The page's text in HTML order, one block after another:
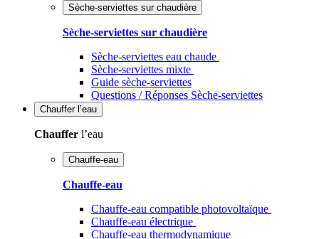
Sèche-serviettes sur chaudière
Sèche-serviettes sur chaudière
Sèche-serviettes eau chaude
Sèche-serviettes mixte
Guide sèche-serviettes
Questions / Réponses Sèche-serviettes
Chauffer l’eau
Chauffer l’eau
Chauffe-eau
Chauffe-eau
Chauffe-eau compatible photovoltaïque
Chauffe-eau électrique
Chauffe-eau thermodynamique